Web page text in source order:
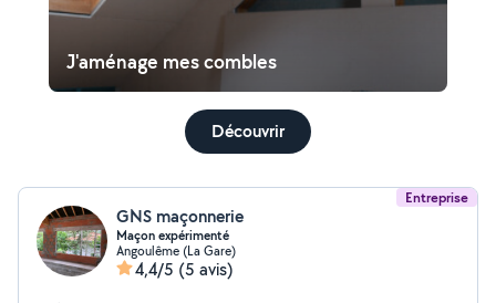
J'aménage mes combles
Découvrir
Entreprise
GNS maçonnerie
Maçon expérimenté
Angoulême (La Gare)
4,4/5 (5 avis)